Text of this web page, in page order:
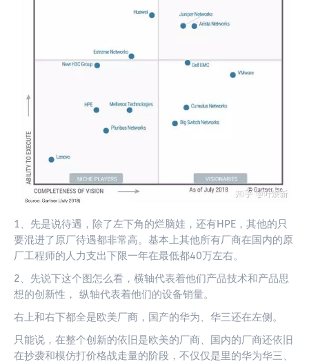
1、先是说待遇，除了左下角的烂脑娃，还有HPE，其他的只
要混进了原厂待遇都非常高。基本上其他所有厂商在国内的原
厂工程师的人力支出下限一年在最低都40万左右。
2、先说下这个图怎么看，横轴代表着他们产品技术和产品思
想的创新性， 纵轴代表着他们的设备销量。
右上和右下都全是欧美厂商，国产的华为、华三还在左侧。
只能说，在整个创新的依旧是欧美的厂商、国内的厂商还依旧
在抄袭和模仿打价格战走量的阶段，不仅仅是里的华为华三、